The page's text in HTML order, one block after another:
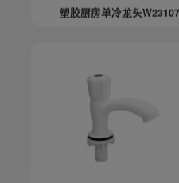
塑胶厨房单冷龙头